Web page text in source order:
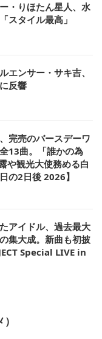
・りほたん星人、水
スタイル最高」
エンサー・サキ吉、
反響
完売のバースデーワ
13曲。「誰かの為
や観光大使務める白
の2日後 2026】
アイドル、過去最大
集大成。新曲も初披
Special LIVE in